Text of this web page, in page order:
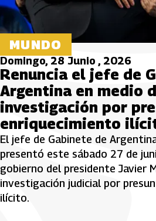
MUNDO
Domingo, 28 Junio , 2026
Renuncia el jefe de
Argentina en medio
investigación por
enriquecimiento
El jefe de Gabinete de
presentó este sábado 27 de
gobierno del presidente Javier
investigación judicial por
ilícito.